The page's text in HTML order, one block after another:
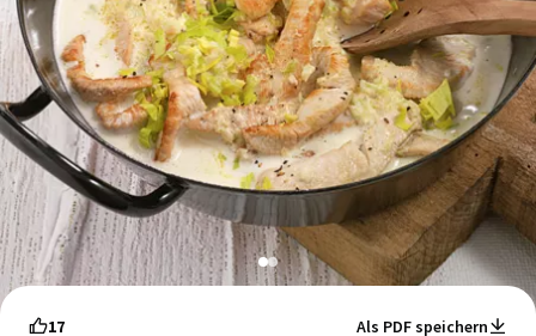
12
17 Als PDF speichern